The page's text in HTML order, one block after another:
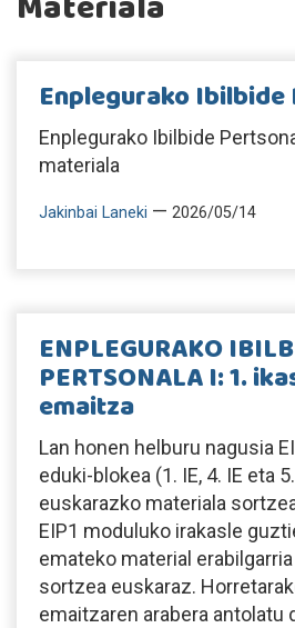
Enplegurako
Enplegurako Ibilbide
materiala
Jakinbai Laneki — 2026/05/14
ENPLEGURAKO
PERTSONALA I: 1.
emaitza
Lan honen helburu nagusia
eduki-blokea (1. IE, 4. IE eta
euskarazko materiala
EIP1 moduluko irakasle
emateko material
sortzea euskaraz.
emaitzaren arabera antolatu